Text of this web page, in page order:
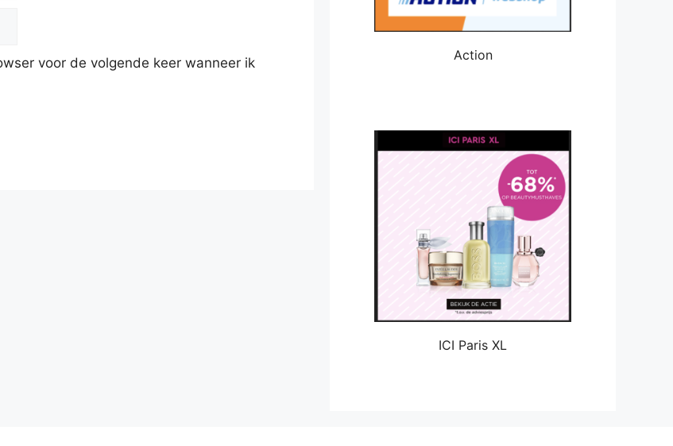
voor de volgende keer wanneer ik
Action
ICI Paris XL